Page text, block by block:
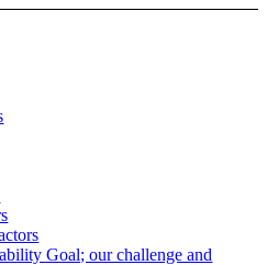
Goal; our challenge and